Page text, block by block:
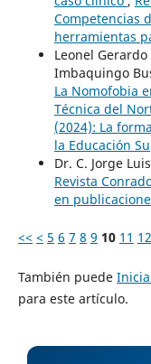
Competencias
herramientas
Leonel Gerardo
Imbaquingo
La Nomofobia
Técnica del
(2024): La
la Educación
Dr. C. Jorge
Revista
en
<< < 5 6 7 8 9 10 11 12
También puede
para este artículo.